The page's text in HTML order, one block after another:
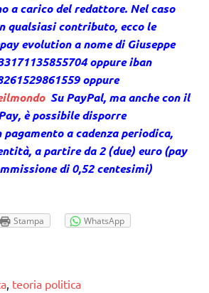
a carico del redattore. Nel caso
qualsiasi contributo, ecco le
evolution a nome di Giuseppe
oppure iban
oppure
Su PayPal, ma anche con il
è possibile disporre
a cadenza periodica,
a partire da 2 (due) euro (pay
di 0,52 centesimi)
Stampa
WhatsApp
, teoria politica